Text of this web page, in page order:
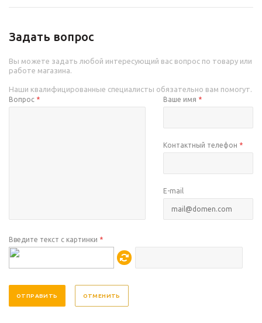
Задать вопрос
Вы можете задать любой интересующий вас вопрос по товару или
работе магазина.
Наши квалифицированные специалисты обязательно вам помогут.
Вопрос * Ваше имя *
Контактный телефон *
E-mail
Введите текст с картинки *
ОТМЕНИТЬ